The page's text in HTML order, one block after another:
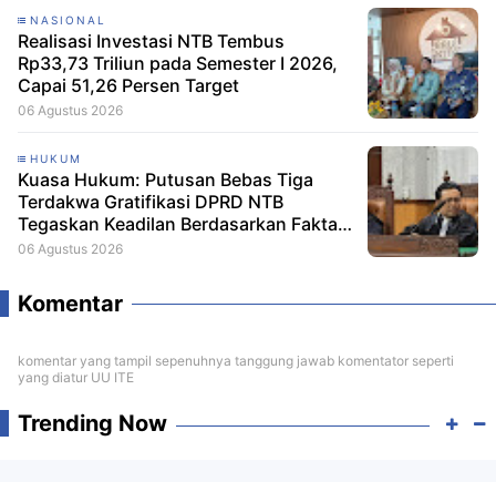
NASIONAL
Realisasi Investasi NTB Tembus
Rp33,73 Triliun pada Semester I 2026,
Capai 51,26 Persen Target
06 Agustus 2026
HUKUM
Kuasa Hukum: Putusan Bebas Tiga
Terdakwa Gratifikasi DPRD NTB
Tegaskan Keadilan Berdasarkan Fakta
Persidangan
06 Agustus 2026
Komentar
komentar yang tampil sepenuhnya tanggung jawab komentator seperti
yang diatur UU ITE
Trending Now